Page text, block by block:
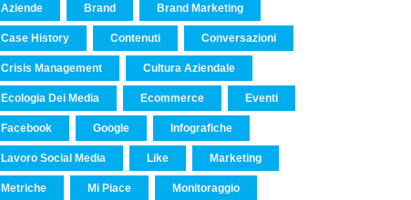
Aziende Brand Brand Marketing
Case History Contenuti Conversazioni
Crisis Management Cultura Aziendale
Ecologia Dei Media Ecommerce Eventi
Facebook Google Infografiche
Lavoro Social Media Like Marketing
Metriche Mi Piace Monitoraggio